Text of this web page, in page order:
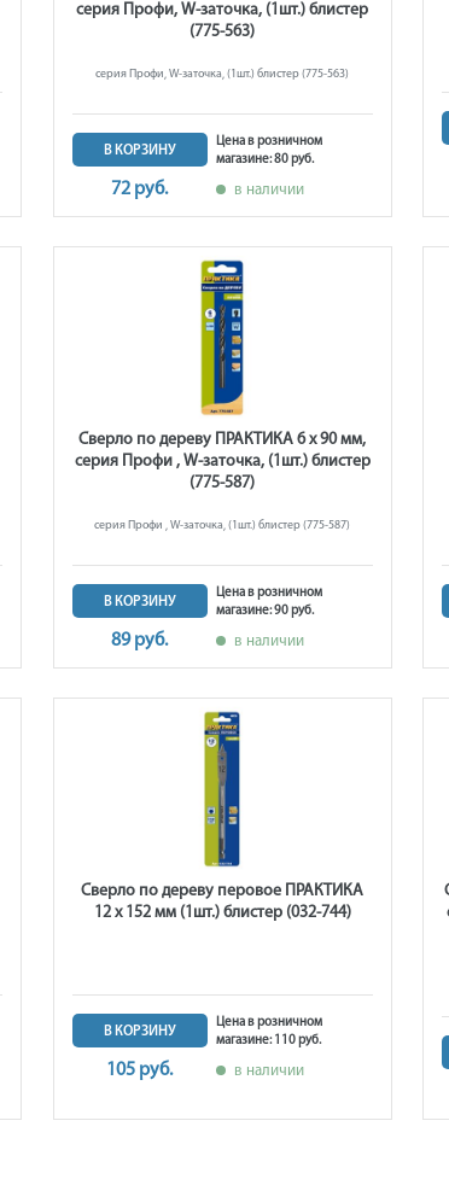
серия Профи, W-заточка, (1шт.) блистер
(775-563)
серия Профи, W-заточка, (1шт.) блистер (775-563)
В КОРЗИНУ
72 руб.
Цена в розничном
магазине: 80 руб.
в наличии
Сверло по дереву ПРАКТИКА 6 х 90 мм,
серия Профи , W-заточка, (1шт.) блистер
(775-587)
серия Профи , W-заточка, (1шт.) блистер (775-587)
В КОРЗИНУ
89 руб.
Цена в розничном
магазине: 90 руб.
в наличии
Сверло по дереву перовое ПРАКТИКА
12 х 152 мм (1шт.) блистер (032-744)
В КОРЗИНУ
105 руб.
Цена в розничном
магазине: 110 руб.
в наличии